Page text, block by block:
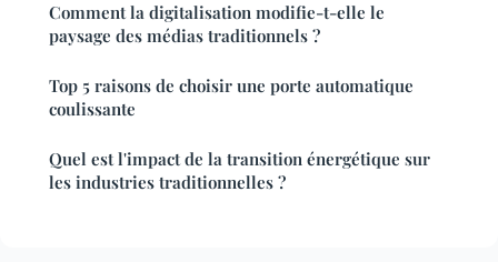
Comment la digitalisation modifie-t-elle le
paysage des médias traditionnels ?
Top 5 raisons de choisir une porte automatique
coulissante
Quel est l'impact de la transition énergétique sur
les industries traditionnelles ?